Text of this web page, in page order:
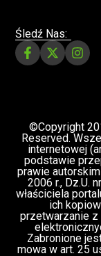
Śledź Nas:
©Copyright
Reserved.
internetowej
podstawie
prawie
2006 r., Dz.U.
właściciela
ich
przetwarzanie
Zabronione
mowa w art. 25